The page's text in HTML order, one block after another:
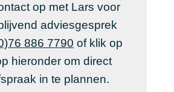
op met Lars voor
adviesgesprek
886 7790 of klik op
hieronder om direct
in te plannen.